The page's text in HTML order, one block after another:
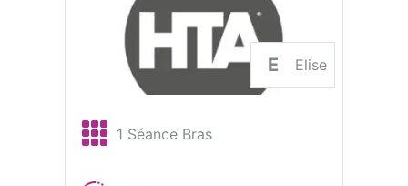
E Elise
1 Séance Bras